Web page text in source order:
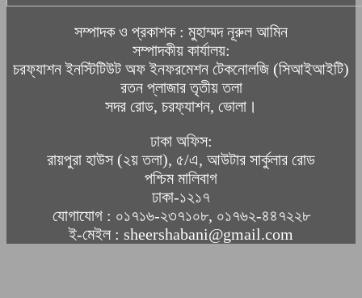
সম্পাদক ও প্রকাশক : মুহাম্মদ নূরুল আমিন
সম্পাদকীয় কার্যালয়:
চরফ্যাশন ইনস্টিটিউট অফ ইনফরমেশন টেকনোলজি (সিআইআইটি)
রতন প্লাজার তৃতীয় তলা
সদর রোড, চরফ্যাশন, ভোলা।
ঢাকা অফিস:
রায়পুরা হাউস (২য় তলা), ৫/এ, আউটার সার্কুলার রোড
পশ্চিম মালিবাগ
ঢাকা-১২১৭
যোগাযোগ : ০১৭১৬-২৩৭১০৮, ০১৭৬২-৪৪৭২২৮
ই-মেইল : sheershabani@gmail.com